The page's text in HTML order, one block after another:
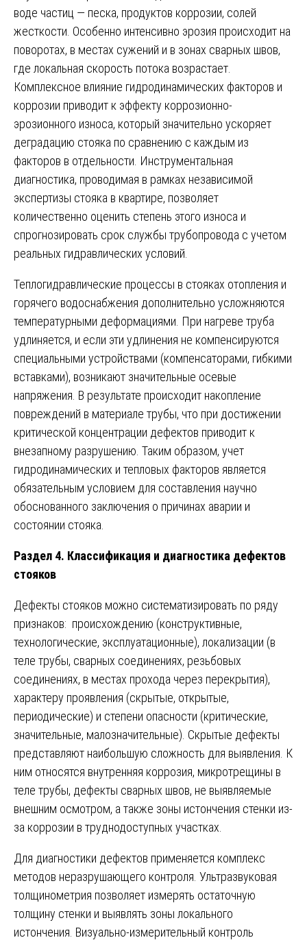
воде частиц — песка, продуктов коррозии, солей
жесткости. Особенно интенсивно эрозия происходит на
поворотах, в местах сужений и в зонах сварных швов,
где локальная скорость потока возрастает.
Комплексное влияние гидродинамических факторов и
коррозии приводит к эффекту коррозионно-
эрозионного износа, который значительно ускоряет
деградацию стояка по сравнению с каждым из
факторов в отдельности. Инструментальная
диагностика, проводимая в рамках независимой
экспертизы стояка в квартире, позволяет
количественно оценить степень этого износа и
спрогнозировать срок службы трубопровода с учетом
реальных гидравлических условий.
Теплогидравлические процессы в стояках отопления и
горячего водоснабжения дополнительно усложняются
температурными деформациями. При нагреве труба
удлиняется, и если эти удлинения не компенсируются
специальными устройствами (компенсаторами, гибкими
вставками), возникают значительные осевые
напряжения. В результате происходит накопление
повреждений в материале трубы, что при достижении
критической концентрации дефектов приводит к
внезапному разрушению. Таким образом, учет
гидродинамических и тепловых факторов является
обязательным условием для составления научно
обоснованного заключения о причинах аварии и
состоянии стояка.
Раздел 4. Классификация и диагностика дефектов
стояков
Дефекты стояков можно систематизировать по ряду
признаков: происхождению (конструктивные,
технологические, эксплуатационные), локализации (в
теле трубы, сварных соединениях, резьбовых
соединениях, в местах прохода через перекрытия),
характеру проявления (скрытые, открытые,
периодические) и степени опасности (критические,
значительные, малозначительные). Скрытые дефекты
представляют наибольшую сложность для выявления. К
ним относятся внутренняя коррозия, микротрещины в
теле трубы, дефекты сварных швов, не выявляемые
внешним осмотром, а также зоны истончения стенки из-
за коррозии в труднодоступных участках.
Для диагностики дефектов применяется комплекс
методов неразрушающего контроля. Ультразвуковая
толщинометрия позволяет измерять остаточную
толщину стенки и выявлять зоны локального
истончения. Визуально-измерительный контроль